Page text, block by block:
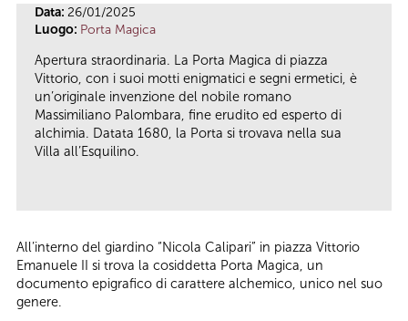
Data: 26/01/2025
Luogo: Porta Magica
Apertura straordinaria. La Porta Magica di piazza
Vittorio, con i suoi motti enigmatici e segni ermetici, è
un’originale invenzione del nobile romano
Massimiliano Palombara, fine erudito ed esperto di
alchimia. Datata 1680, la Porta si trovava nella sua
Villa all’Esquilino.
All’interno del giardino “Nicola Calipari” in piazza Vittorio
Emanuele II si trova la cosiddetta Porta Magica, un
documento epigrafico di carattere alchemico, unico nel suo
genere.